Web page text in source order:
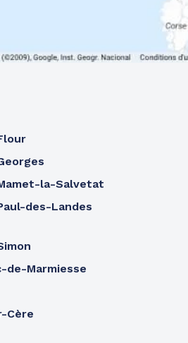
la-Salvetat
des-Landes
de-Marmiesse
Cère